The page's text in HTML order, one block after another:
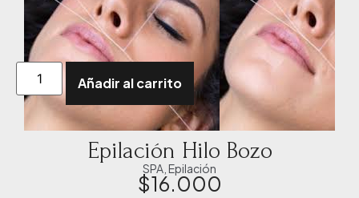
Añadir al carrito
Epilación Hilo Bozo
SPA Epilación
$16.000